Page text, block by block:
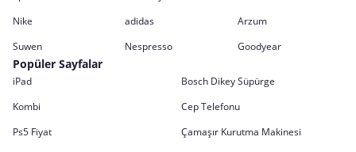
Nike
adidas
Arzum
Suwen
Nespresso Goodyear
Popüler Sayfalar
iPad
Bosch Dikey Süpürge
Kombi
Cep Telefonu
Ps5 Fiyat
Çamaşır Kurutma Makinesi